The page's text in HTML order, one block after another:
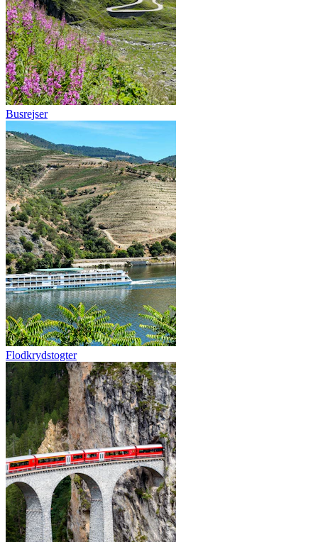
Busrejser
Flodkrydstogter